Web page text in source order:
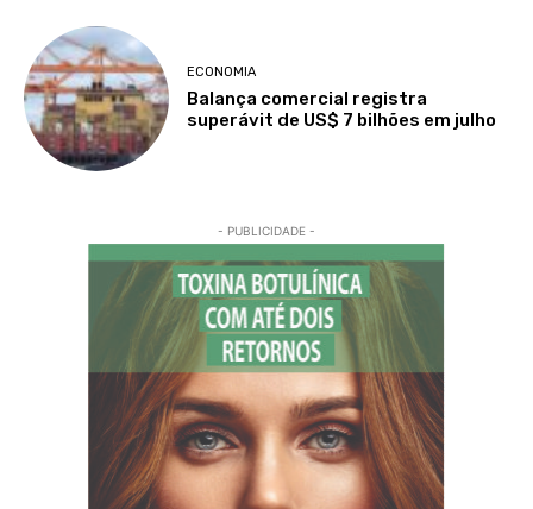
ECONOMIA
Balança comercial registra
superávit de US$ 7 bilhões em julho
- PUBLICIDADE -